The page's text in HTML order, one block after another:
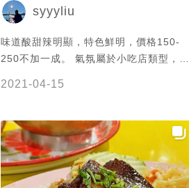
syyyliu
味道酸甜辣明顯，特色鮮明，價格150-
250不加一成。 氣氛屬於小吃店類型，喜
2021-04-15